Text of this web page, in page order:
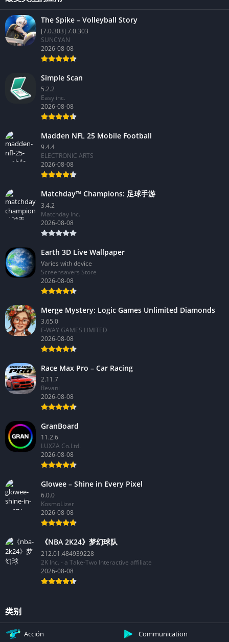
The Spike – Volleyball Story
[7.0.303] 7.0.303
SUNCYAN
2026-08-08
Simple Scan
5.2.2
Easy inc.
2026-08-08
Madden NFL 25 Mobile Football
9.4.4
ELECTRONIC ARTS
2026-08-08
Matchday™ Champions: 足球手游
3.4.2
Matchday Inc.
2026-08-08
Earth 3D Live Wallpaper
Varies with device
Screensavers Store
2026-08-08
Merge Mystery: Logic Games Unlimited Diamonds
3.65.0
F-WAY GAMES LIMITED
2026-08-08
Race Max Pro – Car Racing
2.11.7
Revani
2026-08-08
GranBoard
11.2.6
LUXZA Co.Ltd.
2026-08-08
Glowee – Shine in Every Pixel
6.0.0
KosmoLizer
2026-08-08
《NBA 2K24》梦幻球队
212.01.484939228
2K Inc. - a Take-Two Interactive affiliate
2026-08-08
类别
Acción Communication